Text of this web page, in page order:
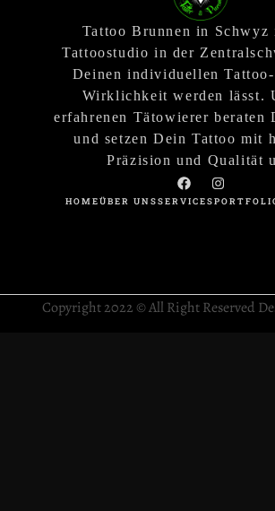
Tattoo Brunnen in Schwyz
Tattoostudio in der
Deinen individuellen Tattoo-
Wirklichkeit werden lässt.
erfahrenen Tätowierer beraten
und setzen Dein Tattoo mit
Präzision und Qualität
HOMEÜBER UNSSERVICES
Copyright 2022 © All Right Reserved